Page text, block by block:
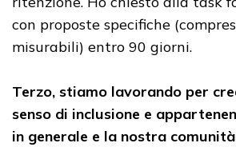
con proposte specifiche
misurabili) entro 90 giorni.
Terzo, stiamo lavorando per
senso di inclusione e
in generale e la nostra